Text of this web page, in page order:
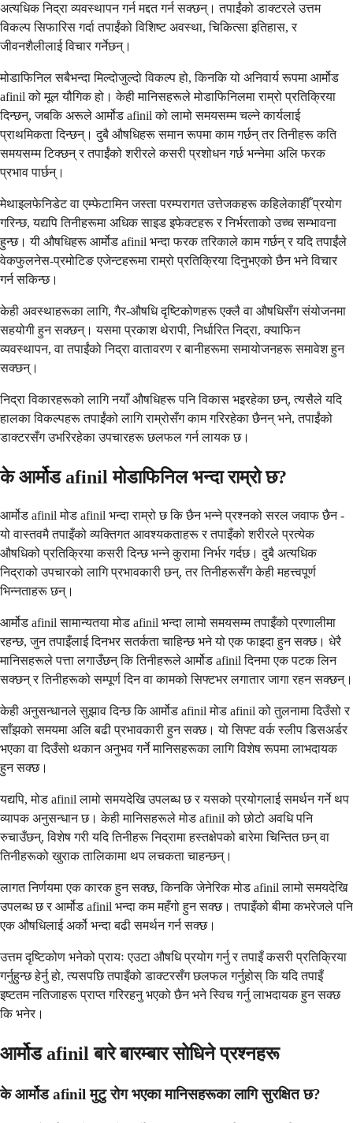
अत्यधिक निद्रा व्यवस्थापन गर्न मद्दत गर्न सक्छन्। तपाईंको डाक्टरले उत्तम
विकल्प सिफारिस गर्दा तपाईंको विशिष्ट अवस्था, चिकित्सा इतिहास, र
जीवनशैलीलाई विचार गर्नेछन्।
मोडाफिनिल सबैभन्दा मिल्दोजुल्दो विकल्प हो, किनकि यो अनिवार्य रूपमा आर्मोड
afinil को मूल यौगिक हो। केही मानिसहरूले मोडाफिनिलमा राम्रो प्रतिक्रिया
दिन्छन्, जबकि अरूले आर्मोड afinil को लामो समयसम्म चल्ने कार्यलाई
प्राथमिकता दिन्छन्। दुबै औषधिहरू समान रूपमा काम गर्छन् तर तिनीहरू कति
समयसम्म टिक्छन् र तपाईंको शरीरले कसरी प्रशोधन गर्छ भन्नेमा अलि फरक
प्रभाव पार्छन्।
मेथाइलफेनिडेट वा एम्फेटामिन जस्ता परम्परागत उत्तेजकहरू कहिलेकाहीँ प्रयोग
गरिन्छ, यद्यपि तिनीहरूमा अधिक साइड इफेक्टहरू र निर्भरताको उच्च सम्भावना
हुन्छ। यी औषधिहरू आर्मोड afinil भन्दा फरक तरिकाले काम गर्छन् र यदि तपाईंले
वेकफुलनेस-प्रमोटिङ एजेन्टहरूमा राम्रो प्रतिक्रिया दिनुभएको छैन भने विचार
गर्न सकिन्छ।
केही अवस्थाहरूका लागि, गैर-औषधि दृष्टिकोणहरू एक्लै वा औषधिसँग संयोजनमा
सहयोगी हुन सक्छन्। यसमा प्रकाश थेरापी, निर्धारित निद्रा, क्याफिन
व्यवस्थापन, वा तपाईंको निद्रा वातावरण र बानीहरूमा समायोजनहरू समावेश हुन
सक्छन्।
निद्रा विकारहरूको लागि नयाँ औषधिहरू पनि विकास भइरहेका छन्, त्यसैले यदि
हालका विकल्पहरू तपाईंको लागि राम्रोसँग काम गरिरहेका छैनन् भने, तपाईंको
डाक्टरसँग उभरिरहेका उपचारहरू छलफल गर्न लायक छ।
के आर्मोड afinil मोडाफिनिल भन्दा राम्रो छ?
आर्मोड afinil मोड afinil भन्दा राम्रो छ कि छैन भन्ने प्रश्नको सरल जवाफ छैन -
यो वास्तवमै तपाइँको व्यक्तिगत आवश्यकताहरू र तपाइँको शरीरले प्रत्येक
औषधिको प्रतिक्रिया कसरी दिन्छ भन्ने कुरामा निर्भर गर्दछ। दुबै अत्यधिक
निद्राको उपचारको लागि प्रभावकारी छन्, तर तिनीहरूसँग केही महत्त्वपूर्ण
भिन्नताहरू छन्।
आर्मोड afinil सामान्यतया मोड afinil भन्दा लामो समयसम्म तपाइँको प्रणालीमा
रहन्छ, जुन तपाइँलाई दिनभर सतर्कता चाहिन्छ भने यो एक फाइदा हुन सक्छ। धेरै
मानिसहरूले पत्ता लगाउँछन् कि तिनीहरूले आर्मोड afinil दिनमा एक पटक लिन
सक्छन् र तिनीहरूको सम्पूर्ण दिन वा कामको सिफ्टभर लगातार जागा रहन सक्छन्।
केही अनुसन्धानले सुझाव दिन्छ कि आर्मोड afinil मोड afinil को तुलनामा दिउँसो र
साँझको समयमा अलि बढी प्रभावकारी हुन सक्छ। यो सिफ्ट वर्क स्लीप डिसअर्डर
भएका वा दिउँसो थकान अनुभव गर्ने मानिसहरूका लागि विशेष रूपमा लाभदायक
हुन सक्छ।
यद्यपि, मोड afinil लामो समयदेखि उपलब्ध छ र यसको प्रयोगलाई समर्थन गर्ने थप
व्यापक अनुसन्धान छ। केही मानिसहरूले मोड afinil को छोटो अवधि पनि
रुचाउँछन्, विशेष गरी यदि तिनीहरू निद्रामा हस्तक्षेपको बारेमा चिन्तित छन् वा
तिनीहरूको खुराक तालिकामा थप लचकता चाहन्छन्।
लागत निर्णयमा एक कारक हुन सक्छ, किनकि जेनेरिक मोड afinil लामो समयदेखि
उपलब्ध छ र आर्मोड afinil भन्दा कम महँगो हुन सक्छ। तपाइँको बीमा कभरेजले पनि
एक औषधिलाई अर्को भन्दा बढी समर्थन गर्न सक्छ।
उत्तम दृष्टिकोण भनेको प्रायः एउटा औषधि प्रयोग गर्नु र तपाइँ कसरी प्रतिक्रिया
गर्नुहुन्छ हेर्नु हो, त्यसपछि तपाइँको डाक्टरसँग छलफल गर्नुहोस् कि यदि तपाइँ
इष्टतम नतिजाहरू प्राप्त गरिरहनु भएको छैन भने स्विच गर्नु लाभदायक हुन सक्छ
कि भनेर।
आर्मोड afinil बारे बारम्बार सोधिने प्रश्नहरू
के आर्मोड afinil मुटु रोग भएका मानिसहरूका लागि सुरक्षित छ?